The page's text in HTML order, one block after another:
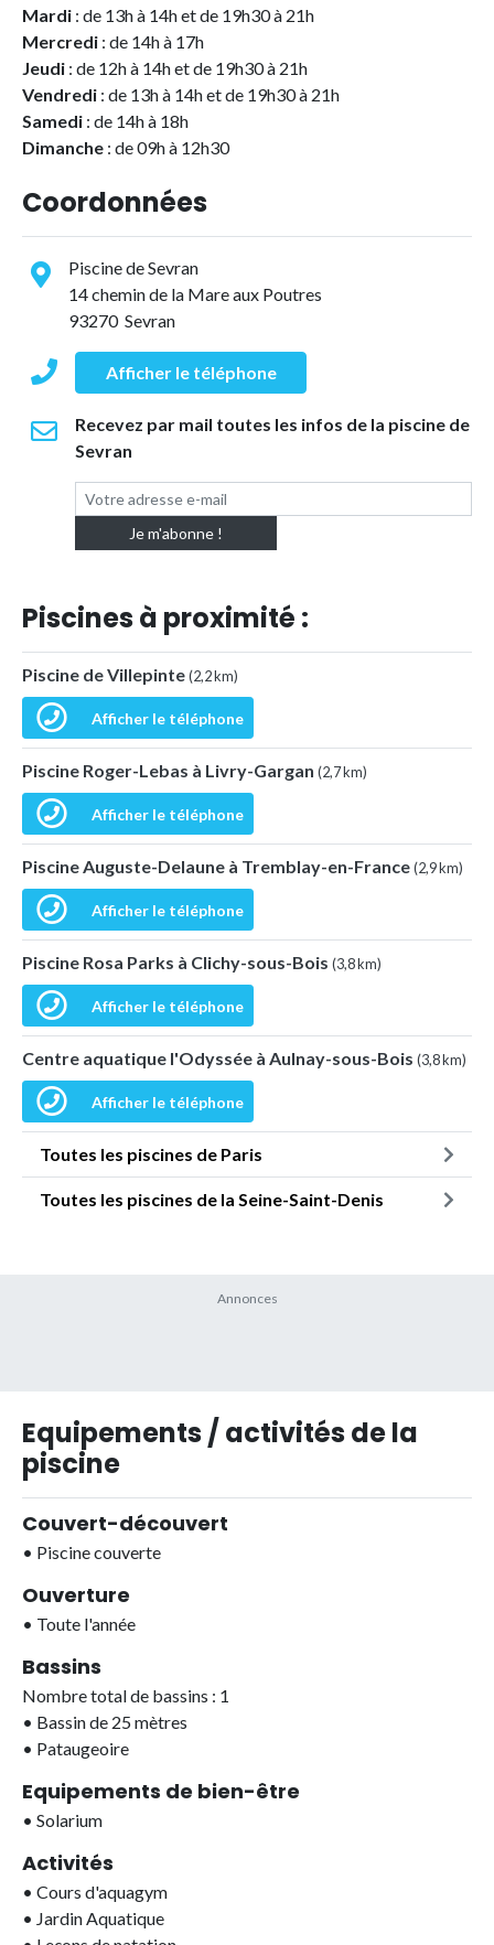
Mardi : de 13h à 14h et de 19h30 à 21h
Mercredi : de 14h à 17h
Jeudi : de 12h à 14h et de 19h30 à 21h
Vendredi : de 13h à 14h et de 19h30 à 21h
Samedi : de 14h à 18h
Dimanche : de 09h à 12h30
Coordonnées
Piscine de Sevran
14 chemin de la Mare aux Poutres
93270 Sevran
Afficher le téléphone
Recevez par mail toutes les infos de la piscine de
Sevran
Piscines à proximité :
Piscine de Villepinte(2,2 km)
Afficher le téléphone
Piscine Roger-Lebas à Livry-Gargan (2,7 km)
Afficher le téléphone
Piscine Auguste-Delaune à Tremblay-en-France(2,9 km)
Afficher le téléphone
Piscine Rosa Parks à Clichy-sous-Bois (3,8 km)
Afficher le téléphone
Centre aquatique l'Odyssée à Aulnay-sous-Bois (3,8 km)
Afficher le téléphone
Toutes les piscines de Paris
Toutes les piscines de la Seine-Saint-Denis
Equipements / activités de la
piscine
Couvert-découvert
• Piscine couverte
Ouverture
• Toute l'année
Bassins
Nombre total de bassins : 1
• Bassin de 25 mètres
• Pataugeoire
Equipements de bien-être
• Solarium
Activités
• Cours d'aquagym
• Jardin Aquatique